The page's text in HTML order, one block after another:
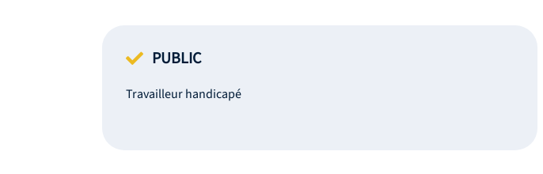
PUBLIC
Travailleur handicapé